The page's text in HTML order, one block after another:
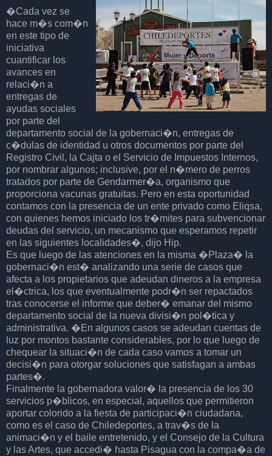
�Cada vez se
hace m�s com�n
en este tipo de
iniciativa
cuantificar los
avances en
relaci�n a
entregas de
ayudas sociales
por parte del
departamento social de la gobernaci�n, entregas de
c�dulas de identidad u otros documentos por parte del
Registro Civil, la Cajta o el Servicio de Impuestos Internos,
por nombrar algunos; inclusive, por el n�mero de perros
tratados por parte de Gendarmer�a, organismo que
proporciona vacunas gratuitas. Pero en esta oportunidad
contamos con la presencia de un ente privado como Eliqsa,
con quienes hemos iniciado los tr�mites para subvencionar
deudas del servicio, un mecanismo que esperamos repetir
en las siguientes localidades�, dijo Hip.
Es que luego de las atenciones en la misma �Plaza� la
gobernaci�n est� analizando una serie de casos que
afecta a los propietarios que adeudan dineros a la empresa
el�ctrica, los que eventualmente podr�n ser repactados
tras conocerse el informe que deber� emanar del mismo
departamento social de la nueva divisi�n pol�tica y
administrativa. �En algunos casos se adeudan cuentas de
luz por montos bastante considerables, por lo que luego de
chequear la situaci�n de cada caso vamos a tomar un
decisi�n para otorgar soluciones que satisfagan a ambas
partes�.
Finalmente la gobernadora valor� la presencia de los 30
servicios p�blicos, en especial, aquellos que permitieron
aportar colorido a la fiesta de participaci�n ciudadana,
como es el caso de Chiledeportes, a trav�s de la
animaci�n y el baile entretenido, y el Consejo de la Cultura
y las Artes, que accedi� hasta Pisagua con la compa�a de